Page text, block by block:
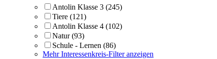
Antolin Klasse 3 (245)
Tiere (121)
Antolin Klasse 4 (102)
Natur (93)
Schule - Lernen (86)
Mehr Interessenkreis-Filter anzeigen